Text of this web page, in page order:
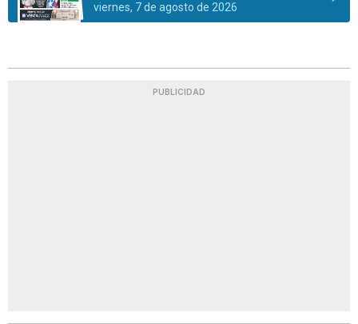
viernes, 7 de agosto de 2026
PUBLICIDAD